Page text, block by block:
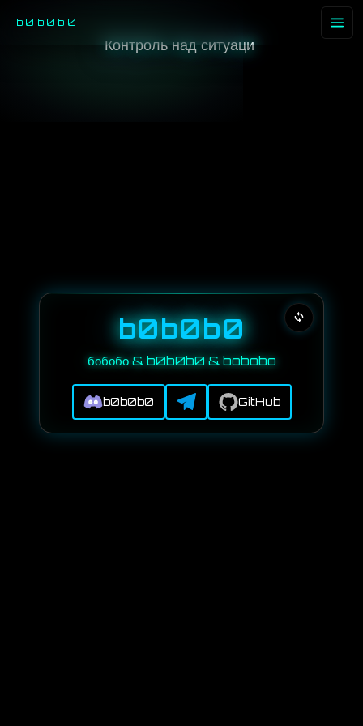
Контроль над ситуацие
b0b0b0
b0b0b0
бобобо & b0b0b0 & bobobo
b0b0b0 GitHub